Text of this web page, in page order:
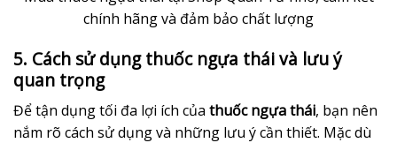
chính hãng và đảm bảo chất lượng
5. Cách sử dụng thuốc ngựa thái và lưu ý
quan trọng
Để tận dụng tối đa lợi ích của thuốc ngựa thái, bạn nên
nắm rõ cách sử dụng và những lưu ý cần thiết. Mặc dù